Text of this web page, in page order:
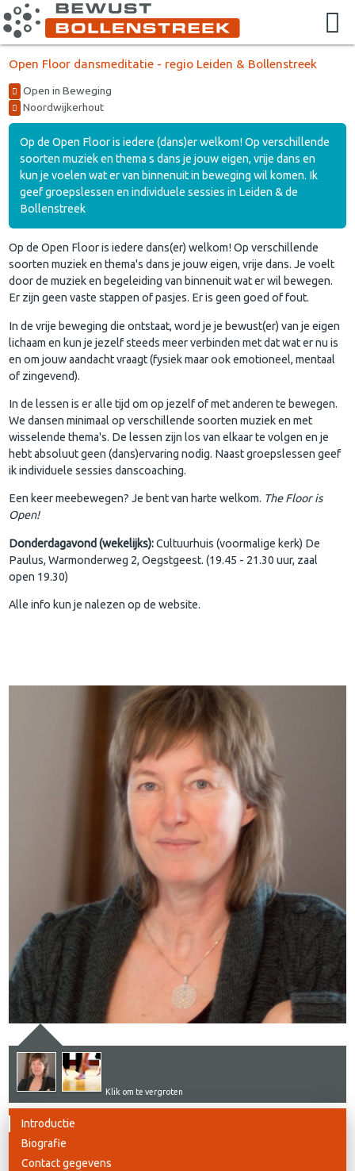
Open Floor dansmeditatie - regio Leiden & Bollenstreek
Open in Beweging
Noordwijkerhout
Op de Open Floor is iedere (dans)er welkom! Op verschillende
soorten muziek en thema s dans je jouw eigen, vrije dans en
kun je voelen wat er van binnenuit in beweging wil komen. Ik
geef groepslessen en individuele sessies in Leiden & de
Bollenstreek
Op de Open Floor is iedere dans(er) welkom! Op verschillende
soorten muziek en thema's dans je jouw eigen, vrije dans. Je voelt
door de muziek en begeleiding van binnenuit wat er wil bewegen.
Er zijn geen vaste stappen of pasjes. Er is geen goed of fout.
In de vrije beweging die ontstaat, word je je bewust(er) van je eigen
lichaam en kun je jezelf steeds meer verbinden met dat wat er nu is
en om jouw aandacht vraagt (fysiek maar ook emotioneel, mentaal
of zingevend).
In de lessen is er alle tijd om op jezelf of met anderen te bewegen.
We dansen minimaal op verschillende soorten muziek en met
wisselende thema's. De lessen zijn los van elkaar te volgen en je
hebt absoluut geen (dans)ervaring nodig. Naast groepslessen geef
ik individuele sessies danscoaching.
Een keer meebewegen? Je bent van harte welkom. The Floor is
Open!
Donderdagavond (wekelijks):Cultuurhuis (voormalige kerk) De
Paulus, Warmonderweg 2, Oegstgeest. (19.45 - 21.30 uur, zaal
open 19.30)
Alle info kun je nalezen op de website.
Klik om te vergroten
Introductie
Biografie
Contact gegevens